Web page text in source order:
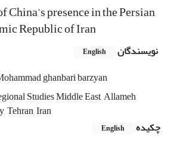
China's presence in the Persian
Republic of Iran
نویسندگان English
ghanbari barzyan
Studies Middle East, Allameh
Tehran, Iran
چکیده
English